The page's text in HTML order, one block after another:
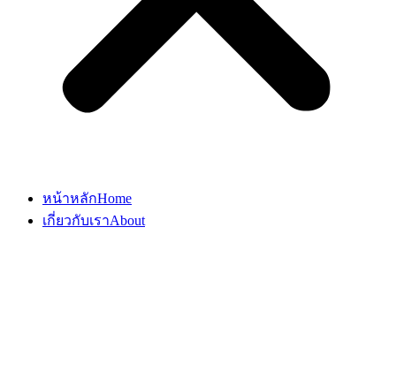
หน้าหลักHome
เกี่ยวกับเราAbout